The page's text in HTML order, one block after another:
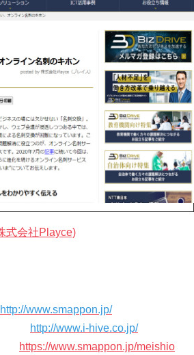
式会社Playce)
http://www.smappon.jp/
ブ
http://www.i-hive.co.jp/
https://www.smappon.jp/meishio